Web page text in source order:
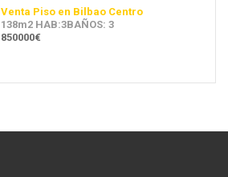
Venta Piso en Bilbao Centro
138m2 HAB:3BAÑOS: 3
850000€